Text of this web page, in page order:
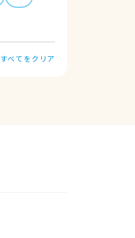
すべてをクリア